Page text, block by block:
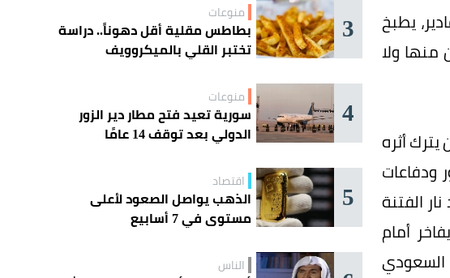
يطبخ
منها ولا
أثره
ودفاعات
الفتنة
أمام
السعودي
3 منوعات
بطاطس مقلية أقل دهوناً.. دراسة
تختبر القلي بالميكروويف
4 منوعات
سورية تعيد فتح مطار دير الزور
الدولي بعد توقف 14 عامًا
5 اقتصاد
الذهب يواصل الصعود لأعلى
مستوى في 7 أسابيع
الناس